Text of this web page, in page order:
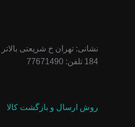
نشانی: تهران خ شریعتی
184 تلفن: 77671490
روش ارسال و بازگشت کالا